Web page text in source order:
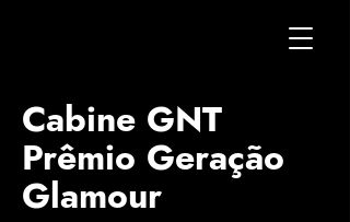
Cabine GNT
Prêmio Geração
Glamour